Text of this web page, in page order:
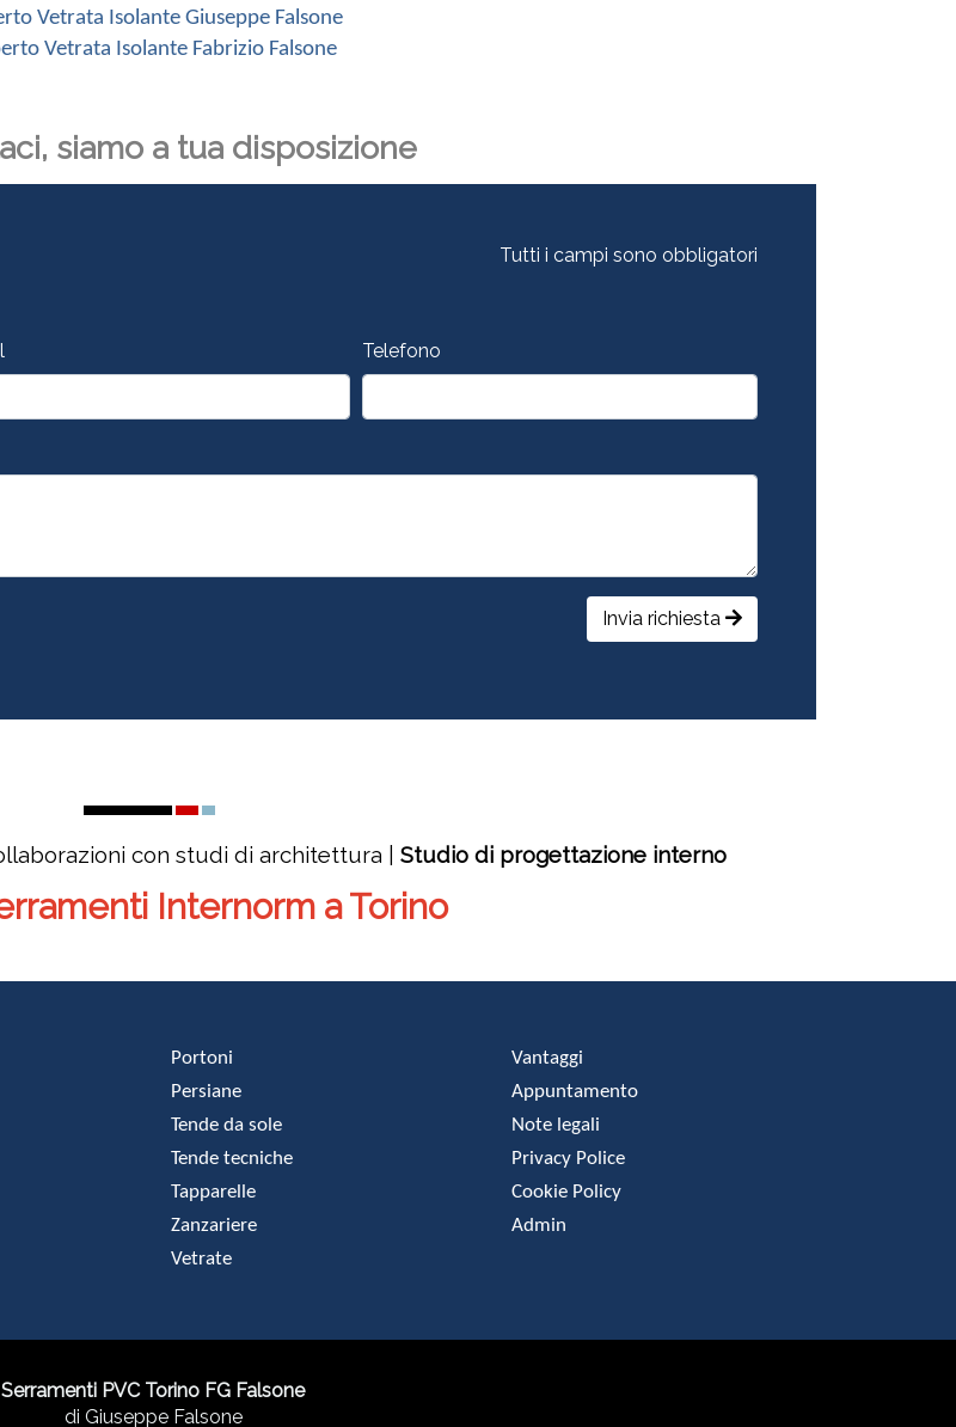
Vetrata Isolante Giuseppe Falsone
Vetrata Isolante Fabrizio Falsone
siamo a tua disposizione
Tutti i campi sono obbligatori
Telefono
Invia richiesta
con studi di architettura | Studio di progettazione interno
Internorm a Torino
Portoni
Persiane
Tende da sole
Tende tecniche
Tapparelle
Zanzariere
Vetrate
Vantaggi
Appuntamento
Note legali
Privacy Police
Cookie Policy
Admin
Serramenti PVC Torino FG Falsone
di Giuseppe Falsone